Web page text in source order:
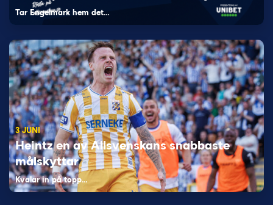
Tar Engelmark hem det…
3 JUNI
Heintz en av Allsvenskans snabbaste
målskyttar
Kvalar in på topp…